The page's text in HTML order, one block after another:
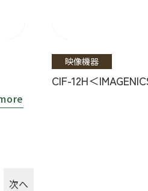
映像機器
CIF-12H＜
次へ